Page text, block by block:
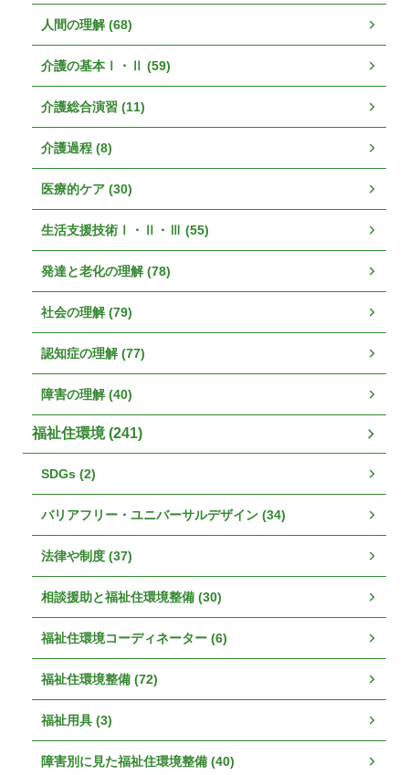
人間の理解 (68)
介護の基本Ⅰ・Ⅱ (59)
介護総合演習 (11)
介護過程 (8)
医療的ケア (30)
生活支援技術Ⅰ・Ⅱ・Ⅲ (55)
発達と老化の理解 (78)
社会の理解 (79)
認知症の理解 (77)
障害の理解 (40)
福祉住環境 (241)
SDGs (2)
バリアフリー・ユニバーサルデザイン (34)
法律や制度 (37)
相談援助と福祉住環境整備 (30)
福祉住環境コーディネーター (6)
福祉住環境整備 (72)
福祉用具 (3)
障害別に見た福祉住環境整備 (40)